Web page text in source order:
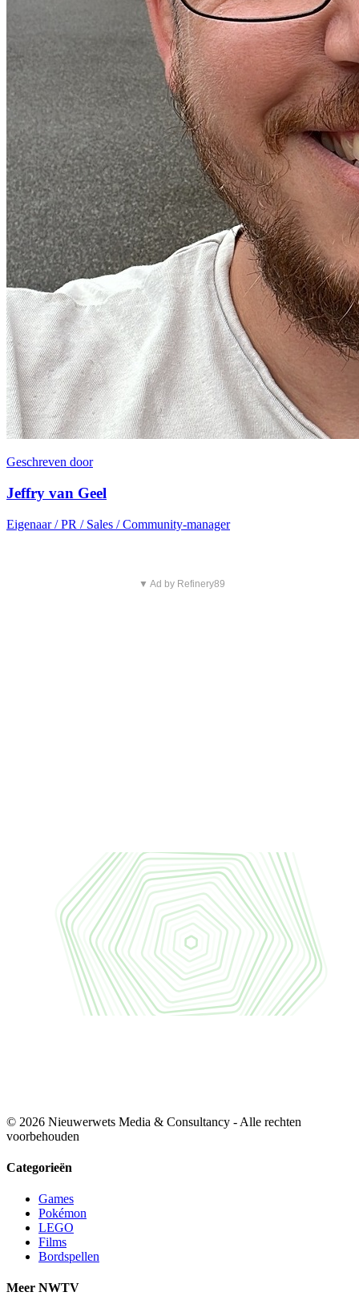
Geschreven door
Jeffry van Geel
Eigenaar / PR / Sales / Community-manager
▼ Ad by Refinery89
© 2026 Nieuwerwets Media & Consultancy - Alle rechten
voorbehouden
Categorieën
Games
Pokémon
LEGO
Films
Bordspellen
Meer NWTV